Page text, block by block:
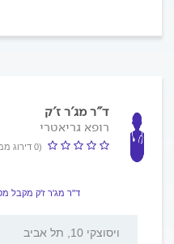
ד"ר מג'ר ז'ק
רופא גריאטרי
(0 דירוג ממוצע)
ד"ר מג'ר ז'ק מקבל
ויסוצקי 10, תל אביב